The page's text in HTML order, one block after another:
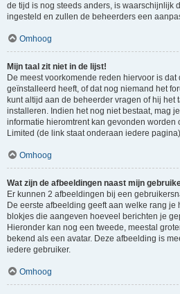
de tijd is nog steeds anders, is waarschijnlijk
ingesteld en zullen de beheerders een
Omhoog
Mijn taal zit niet in de lijst!
De meest voorkomende reden hiervoor is
geïnstalleerd heeft, of dat nog niemand het
kunt altijd aan de beheerder vragen of hij het
installeren. Indien het nog niet bestaat, mag
informatie hieromtrent kan gevonden worden
Limited (de link staat onderaan iedere
Omhoog
Wat zijn de afbeeldingen naast mijn
Er kunnen 2 afbeeldingen bij een
De eerste afbeelding geeft aan welke rang je
blokjes die aangeven hoeveel berichten je
Hieronder kan nog een tweede, meestal
bekend als een avatar. Deze afbeelding is
iedere gebruiker.
Omhoog